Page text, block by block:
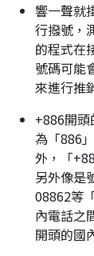
響一聲就
行撥號，
的程式在
號碼可能
來進行推
+886開
為「886
外，「
另外像是
08862等
內電話之
開頭的國